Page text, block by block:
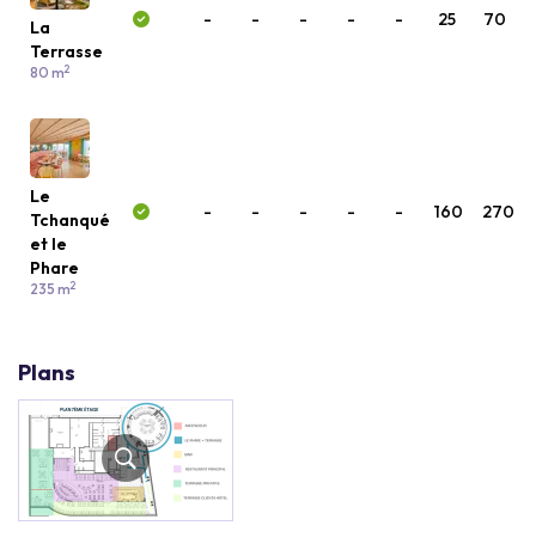
La
Terrasse
80 m2
- - - - - 25 70
Le
Tchanqué
et le
Phare
235 m2
- - - - - 160 270
Plans